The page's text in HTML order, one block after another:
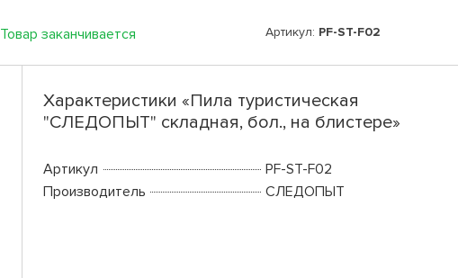
Товар заканчивается Артикул: PF-ST-F02
Характеристики «Пила туристическая
"СЛЕДОПЫТ" складная, бол., на блистере»
Артикул
PF-ST-F02
Производитель
СЛЕДОПЫТ